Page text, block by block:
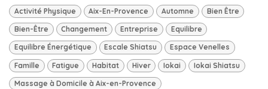
Activité Physique Aix-En-Provence Automne Bien Être
Bien-Être Changement Entreprise Equilibre
Equilibre Énergétique Escale Shiatsu Espace Venelles
Famille Fatigue Habitat Hiver Iokai Iokai Shiatsu
Massage à Domicile à Aix-en-Provence